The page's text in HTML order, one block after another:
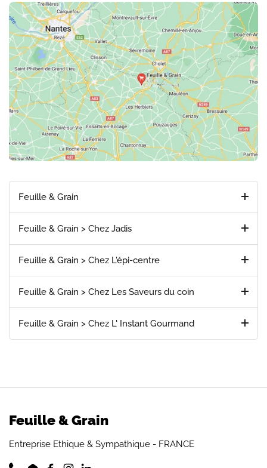
Feuille & Grain
Feuille & Grain > Chez Jadis
Feuille & Grain > Chez L'épi-centre
Feuille & Grain > Chez Les Saveurs du coin
Feuille & Grain > Chez L' Instant Gourmand
Feuille & Grain
Entreprise Ethique & Sympathique - FRANCE